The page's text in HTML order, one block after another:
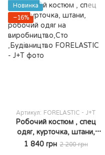
Новинка
−16%
Артикул: FORELASTIC - J+Т
Робочий костюм , спец
одяг, курточка, штани,
робочий одяг на
1 840 грн 2 200 грн